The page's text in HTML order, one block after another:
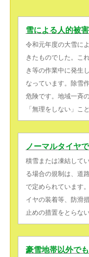
雪による人的被
令和元年度の大雪に
きたものでした。こ
き等の作業中に発生
なっています。除雪
危険です。地域一斉
「無理をしない」こ
ノーマルタイヤ
積雪または凍結して
る場合の規制は、道
で定められています
イヤの装着等、防滑
止めの措置をとらな
豪雪地帯以外で